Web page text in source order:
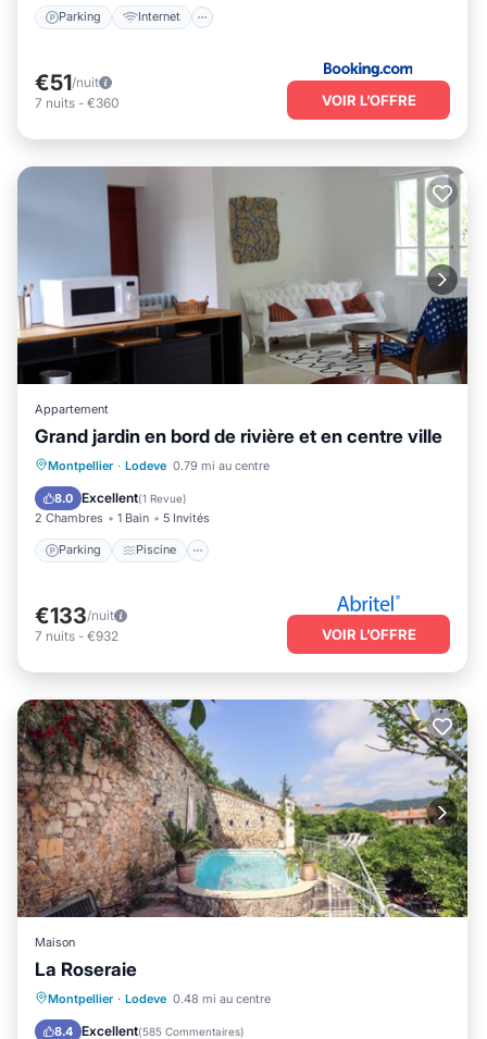
Parking Internet
€51/nuit
7 nuits - €360 VOIR L’OFFRE
Appartement
Grand jardin en bord de rivière et en centre ville
Montpellier · Lodeve 0.79 mi au centre
8.0 Excellent(1 Revue)
2 Chambres 1 Bain 5 Invités
Parking Piscine
Parking Piscine
Cuisine
€133/nuit
7 nuits - €932 VOIR L’OFFRE
Maison
La Roseraie
Montpellier · Lodeve 0.48 mi au centre
8.4 Excellent(585 Commentaires)
Front de mer Petit-déjeuner
Piscine